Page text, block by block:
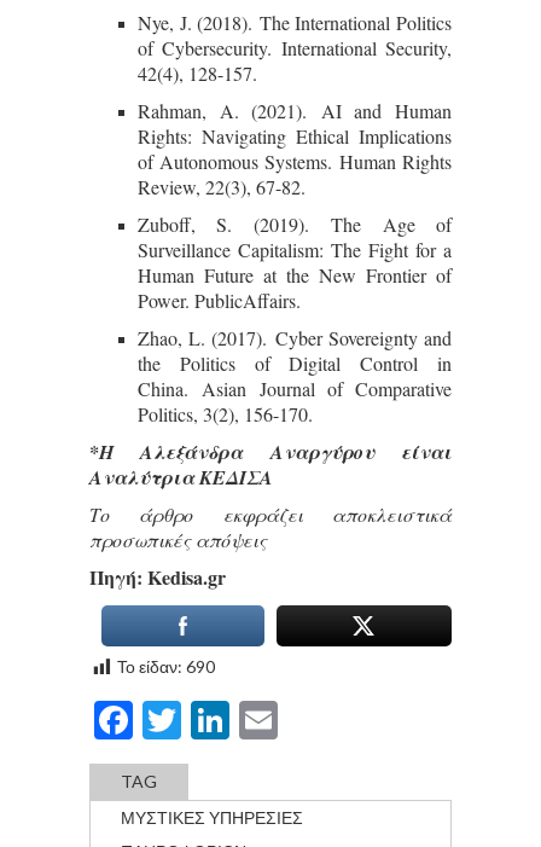
Nye, J. (2018). The International Politics
of Cybersecurity. International Security,
42(4), 128-157.
Rahman, A. (2021). AI and Human
Rights: Navigating Ethical Implications
of Autonomous Systems. Human Rights
Review, 22(3), 67-82.
Zuboff, S. (2019). The Age of
Surveillance Capitalism: The Fight for a
Human Future at the New Frontier of
Power. PublicAffairs.
Zhao, L. (2017). Cyber Sovereignty and
the Politics of Digital Control in
China. Asian Journal of Comparative
Politics, 3(2), 156-170.
*Η Αλεξάνδρα Αναργύρου είναι
Αναλύτρια ΚΕΔΙΣΑ
Το άρθρο εκφράζει αποκλειστικά
προσωπικές απόψεις
Πηγή: Κedisa.gr
Το είδαν: 690
Facebook
TwitterLinkedIn
TAG
ΜΥΣΤΙΚΕΣ ΥΠΗΡΕΣΙΕΣ